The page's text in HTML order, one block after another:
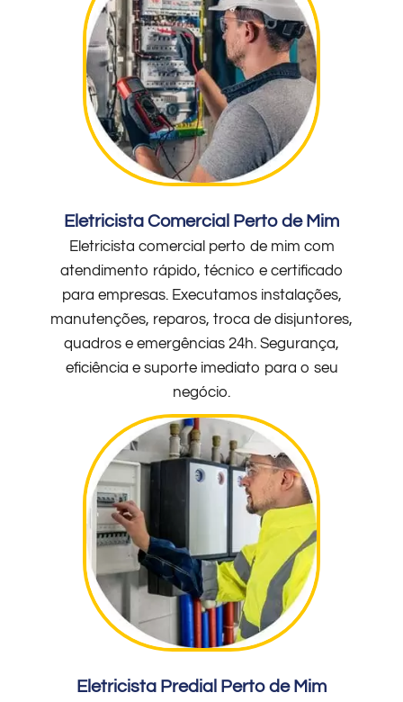
Eletricista Comercial Perto de Mim
Eletricista comercial perto de mim com
atendimento rápido, técnico e certificado
para empresas. Executamos instalações,
manutenções, reparos, troca de disjuntores,
quadros e emergências 24h. Segurança,
eficiência e suporte imediato para o seu
negócio.
Eletricista Predial Perto de Mim